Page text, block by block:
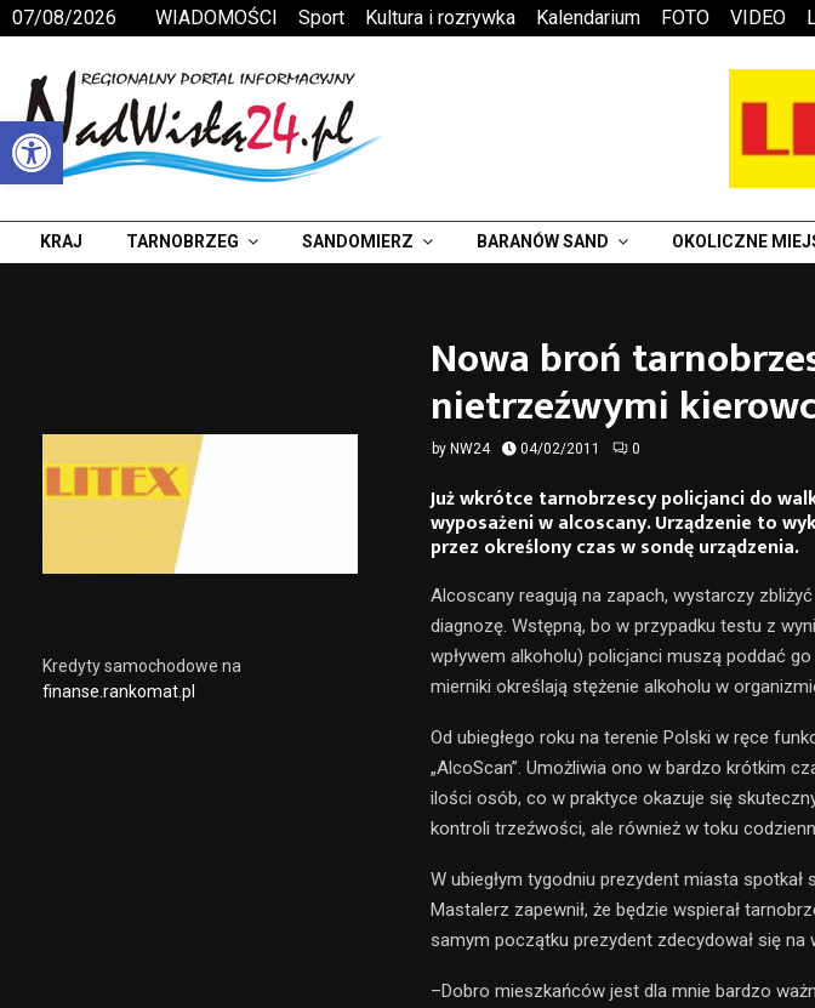
Otwórz pasek narzędzi
07/08/2026 WIADOMOŚCI Sport Kultura i rozrywka Kalendarium FOTO VIDEO
KRAJ TARNOBRZEG SANDOMIERZ BARANÓW SAND OKOLICZNE
Nowa broń
nietrzeźwymi
by NW24 04/02/2011 0
Już wkrótce tarnobrzescy policjanci do
wyposażeni w alcoscany. Urządzenie to
przez określony czas w sondę urządzenia.
Alcoscany reagują na zapach, wystarczy
diagnozę. Wstępną, bo w przypadku testu z
wpływem alkoholu) policjanci muszą poddać
mierniki określają stężenie alkoholu w
Od ubiegłego roku na terenie Polski w ręce
„AlcoScan”. Umożliwia ono w bardzo krótkim
ilości osób, co w praktyce okazuje się
kontroli trzeźwości, ale również w toku
W ubiegłym tygodniu prezydent miasta
Mastalerz zapewnił, że będzie wspierał
samym początku prezydent zdecydował się na
–Dobro mieszkańców jest dla mnie bardzo
Kredyty samochodowe na
finanse.rankomat.pl